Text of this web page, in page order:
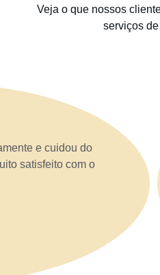
Veja o que nossos
serviços
e cuidou do
satisfeito com o